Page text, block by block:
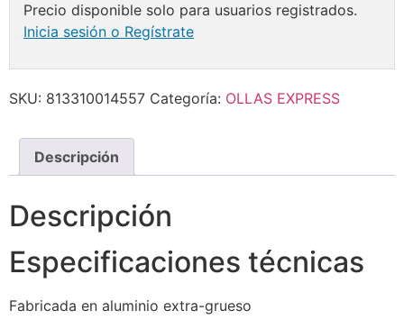
Precio disponible solo para usuarios registrados.
Inicia sesión o Regístrate
SKU: 813310014557 Categoría: OLLAS EXPRESS
Descripción
Descripción
Especificaciones técnicas
Fabricada en aluminio extra-grueso